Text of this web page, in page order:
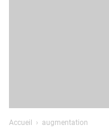
Accueil augmentation